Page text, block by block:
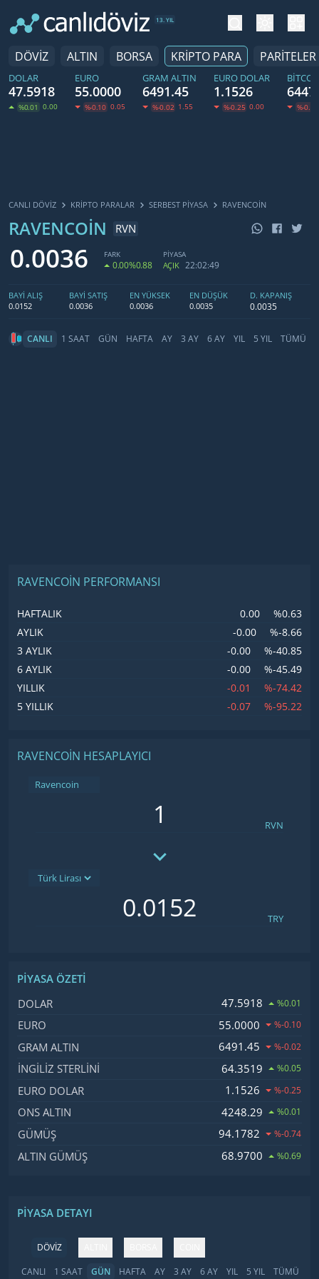
13. YIL
DÖVİZ ALTIN BORSA KRİPTO PARA PARİTELER
DOLAR
47.5918
%0.01 0.00
EURO
55.0000
%-0.10 0.05
GRAM ALTIN
6491.45
%-0.02 1.55
EURO DOLAR
1.1526
%-0.25 0.00 %-0.58
CANLI DÖVİZ KRIPTO PARALAR SERBEST PIYASA RAVENCOIN
RAVENCOIN RVN
0.0036 FARK
0.00%0.88
PİYASA
AÇIK 22:02:49
BAYİ ALIŞ
0.0152
BAYİ SATIŞ
0.0036
EN YÜKSEK
0.0036
EN DÜŞÜK
0.0035
D. KAPANIŞ
0.0035
CANLI 1 SAAT GÜN HAFTA AY 3 AY 6 AY YIL 5 YIL TÜMÜ
RAVENCOIN PERFORMANSI
HAFTALIK 0.00
%0.63
AYLIK
-0.00
%-8.66
3 AYLIK
-0.00
%-40.85
6 AYLIK
-0.00
%-45.49
YILLIK
-0.01
%-74.42
5 YILLIK
-0.07 %-95.22
RAVENCOIN HESAPLAYICI
Ravencoin
RVN
TRY
PIYASA ÖZETI
İsim, Kod
DOLAR 47.5918 %0.01
EURO 55.0000 %-0.10
GRAM ALTIN 6491.45 %-0.02
İNGILIZ STERLINI 64.3519 %0.05
EURO DOLAR 1.1526 %-0.25
ONS ALTIN 4248.29 %0.01
GÜMÜŞ 94.1782 %-0.74
ALTIN GÜMÜŞ 68.9700 %0.69
PIYASA DETAYI
DÖVİZ
CANLI
1 SAAT GÜN HAFTA AY 3 AY 6 AY YIL 5 YIL TÜMÜ